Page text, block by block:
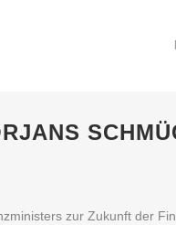
zur Zukunft der